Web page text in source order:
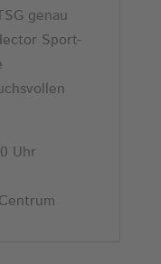
genau
Sport-
Uhr